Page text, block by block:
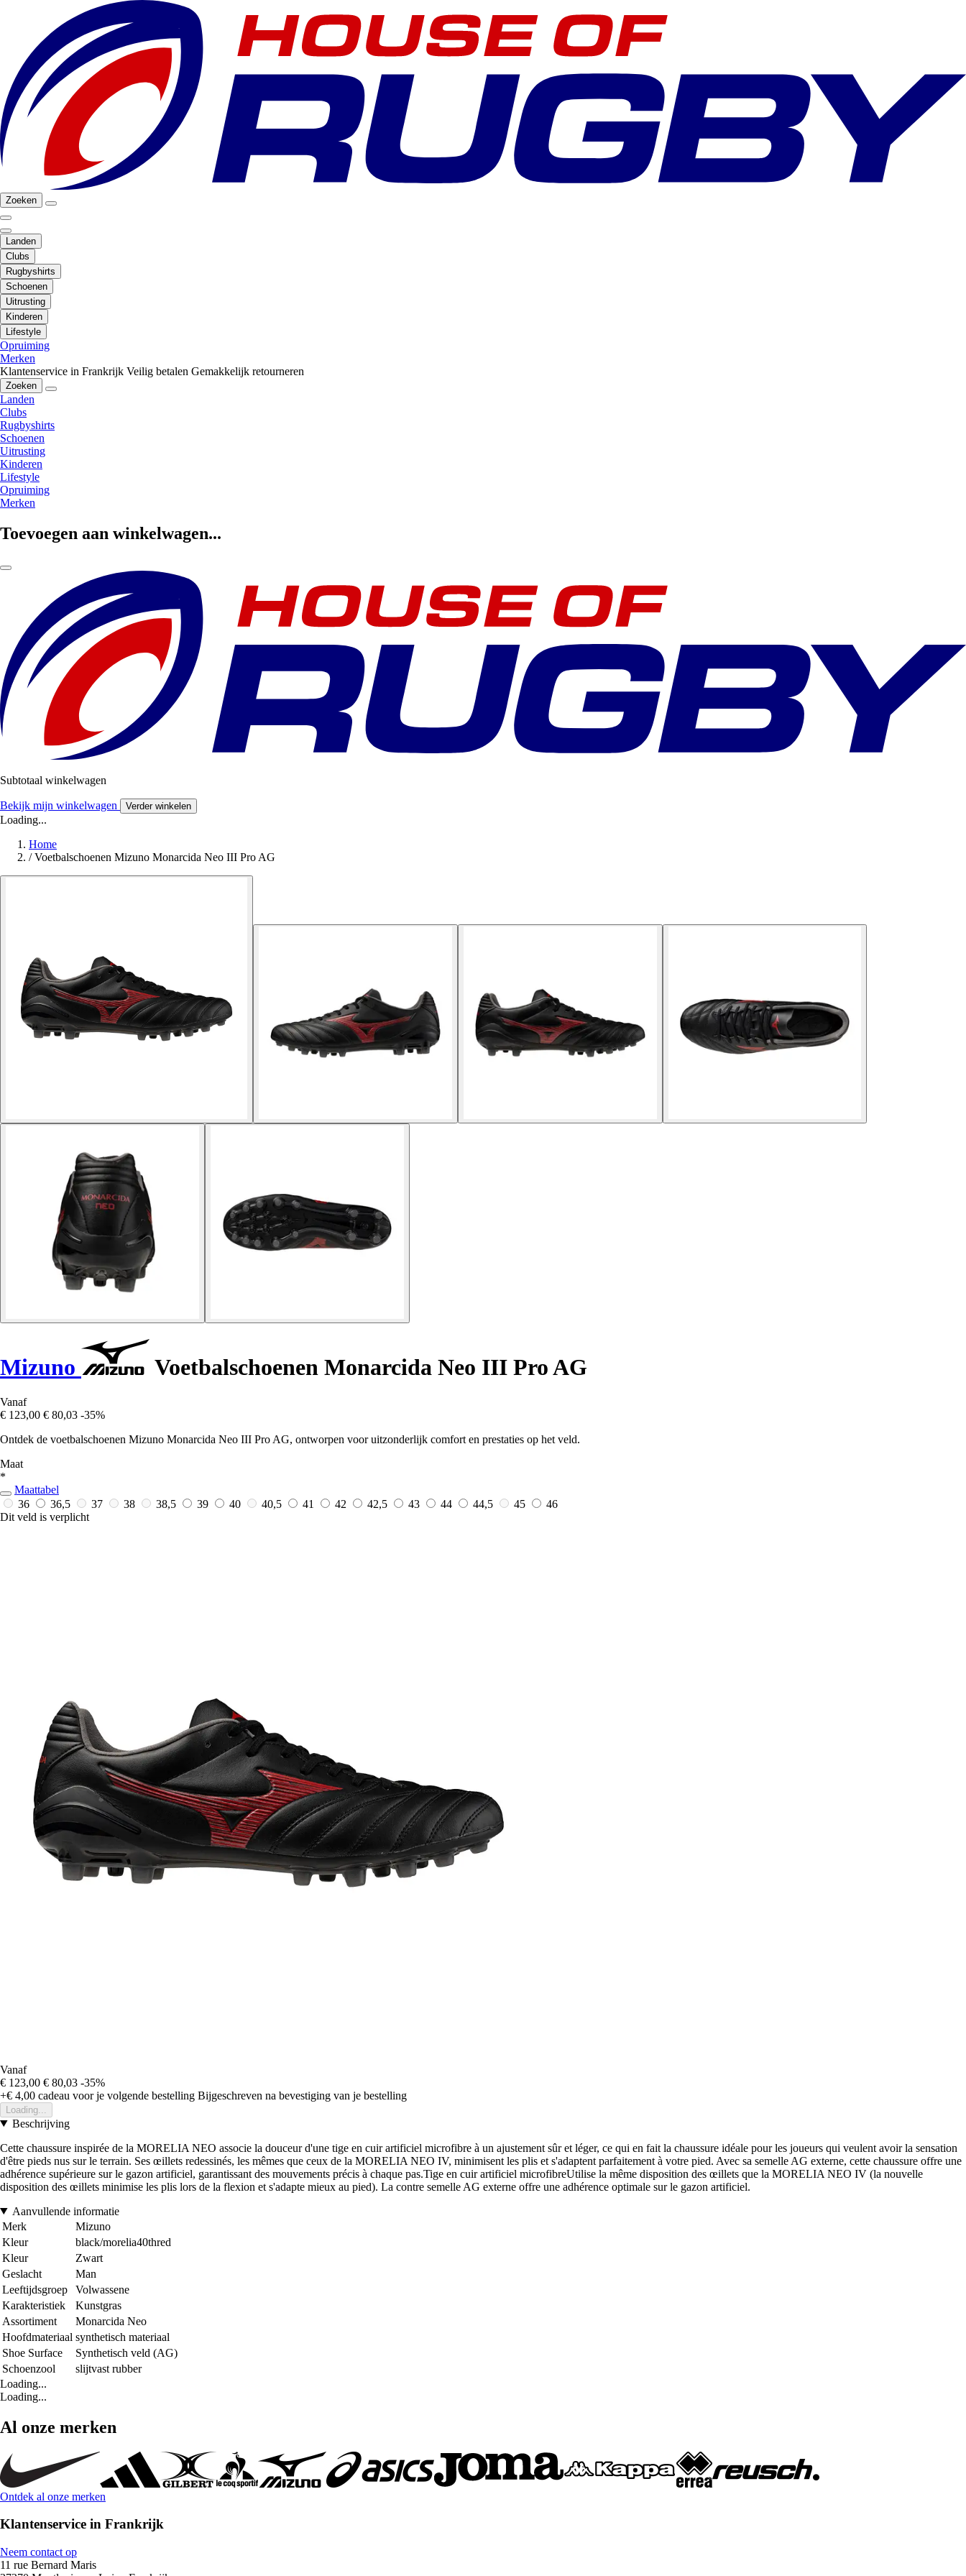
Zoeken
Landen
Clubs
Rugbyshirts
Schoenen
Uitrusting
Kinderen
Lifestyle
Opruiming
Merken
Klantenservice in Frankrijk Veilig betalen Gemakkelijk retourneren
Zoeken
Landen
Clubs
Rugbyshirts
Schoenen
Uitrusting
Kinderen
Lifestyle
Opruiming
Merken
Toevoegen aan winkelwagen...
Subtotaal winkelwagen
Bekijk mijn winkelwagen Verder winkelen
Loading...
Home
/ Voetbalschoenen Mizuno Monarcida Neo III Pro AG
Mizuno Voetbalschoenen Monarcida Neo III Pro AG
Vanaf
€ 123,00 € 80,03 -35%
Ontdek de voetbalschoenen Mizuno Monarcida Neo III Pro AG, ontworpen voor uitzonderlijk comfort en prestaties op het veld.
Maat
*
Maattabel
36
36,5 37 38 38,5 39 40 40,5 41 42 42,5 43 44 44,5 45
46
Dit veld is verplicht
Vanaf
€ 123,00 € 80,03 -35%
+€ 4,00 cadeau voor je volgende bestelling Bijgeschreven na bevestiging van je bestelling
Loading...
Beschrijving
Cette chaussure inspirée de la MORELIA NEO associe la douceur d'une tige en cuir artificiel microfibre à un ajustement sûr et léger, ce qui en fait la chaussure idéale pour les joueurs qui veulent avoir la sensation
d'être pieds nus sur le terrain. Ses œillets redessinés, les mêmes que ceux de la MORELIA NEO IV, minimisent les plis et s'adaptent parfaitement à votre pied. Avec sa semelle AG externe, cette chaussure offre une
adhérence supérieure sur le gazon artificiel, garantissant des mouvements précis à chaque pas.Tige en cuir artificiel microfibreUtilise la même disposition des œillets que la MORELIA NEO IV (la nouvelle
disposition des œillets minimise les plis lors de la flexion et s'adapte mieux au pied). La contre semelle AG externe offre une adhérence optimale sur le gazon artificiel.
Aanvullende informatie
Merk
Mizuno
Kleur
black/morelia40thred
Kleur
Zwart
Geslacht
Man
Leeftijdsgroep
Volwassene
Karakteristiek
Kunstgras
Assortiment
Monarcida Neo
Hoofdmateriaal synthetisch materiaal
Shoe Surface
Synthetisch veld (AG)
Schoenzool
slijtvast rubber
Loading...
Loading...
Al onze merken
Ontdek al onze merken
Klantenservice in Frankrijk
Neem contact op
11 rue Bernard Maris